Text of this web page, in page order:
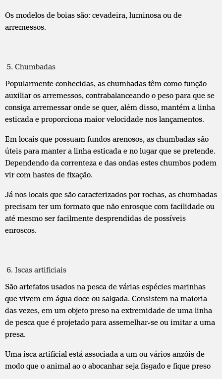
Os modelos de boias são: cevadeira, luminosa ou de
arremessos.
Chumbadas
Popularmente conhecidas, as chumbadas têm como função
auxiliar os arremessos, contrabalanceando o peso para que se
consiga arremessar onde se quer, além disso, mantém a linha
esticada e proporciona maior velocidade nos lançamentos.
Em locais que possuam fundos arenosos, as chumbadas são
úteis para manter a linha esticada e no lugar que se pretende.
Dependendo da correnteza e das ondas estes chumbos podem
vir com hastes de fixação.
Já nos locais que são caracterizados por rochas, as chumbadas
precisam ter um formato que não enrosque com facilidade ou
até mesmo ser facilmente desprendidas de possíveis
enroscos.
Iscas artificiais
São artefatos usados na pesca de várias espécies marinhas
que vivem em água doce ou salgada. Consistem na maioria
das vezes, em um objeto preso na extremidade de uma linha
de pesca que é projetado para assemelhar-se ou imitar a uma
presa.
Uma isca artificial está associada a um ou vários anzóis de
modo que o animal ao o abocanhar seja fisgado e fique preso